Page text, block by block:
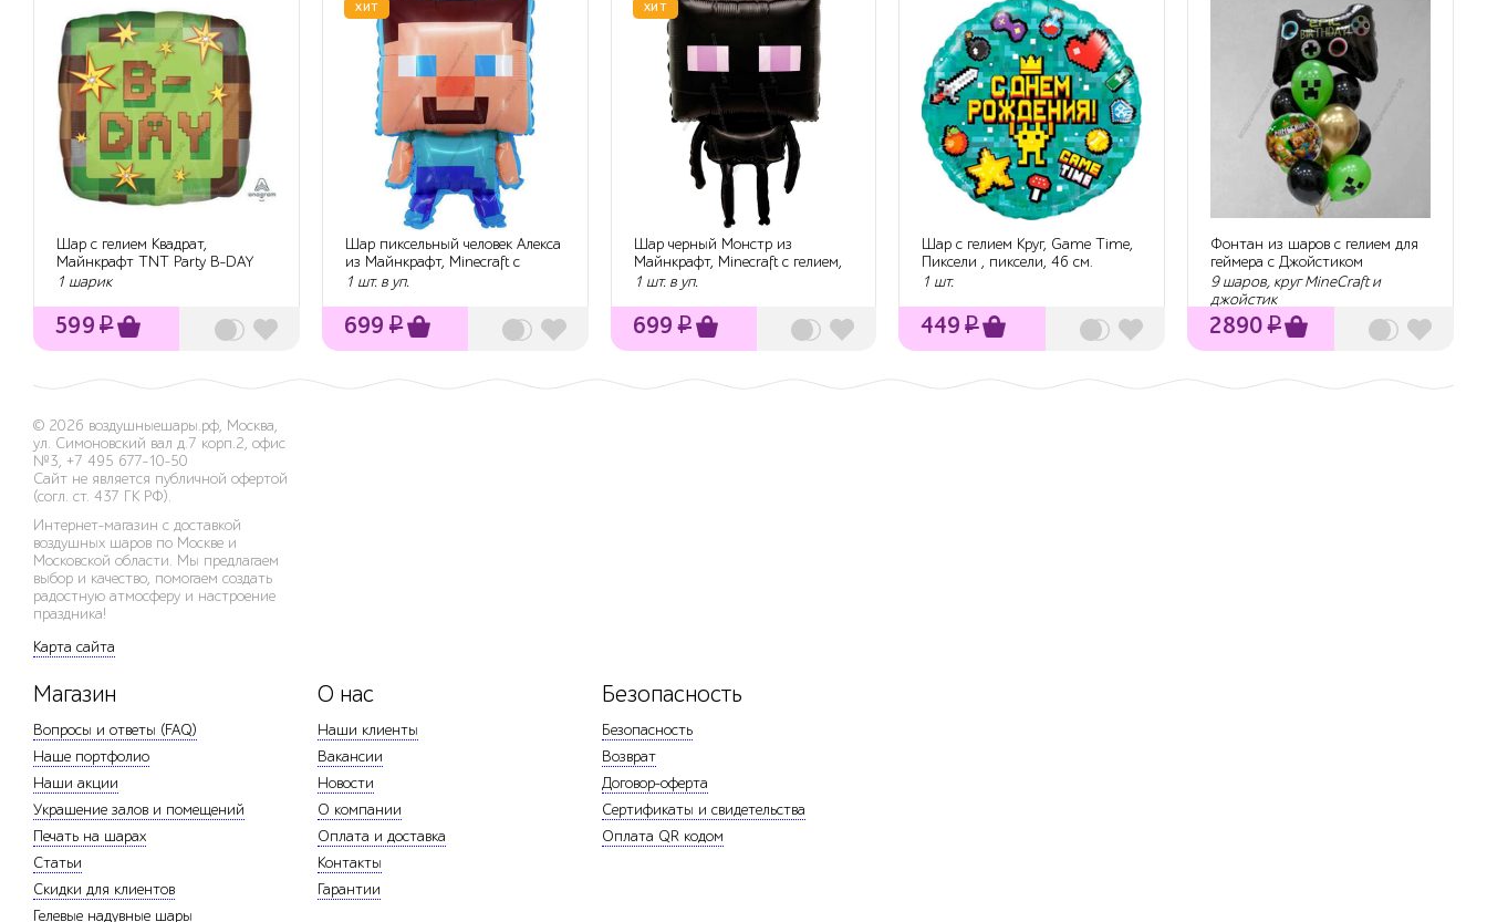
Шар с гелием Квадрат,
Майнкрафт TNT Party B-DAY
пиксели, 46 см
1 шарик
599 ₽
ХИТ
Шар пиксельный человек Алекса
из Майнкрафт, Minecraft с
гелием...
1 шт. в уп.
699 ₽
ХИТ
Шар черный Монстр из
Майнкрафт, Minecraft с гелием,
66 см.
1 шт. в уп.
699 ₽
Шар с гелием Круг, Game Time,
Пиксели , пиксели, 46 см.
1 шт.
449 ₽
Фонтан из шаров с гелием для
геймера с Джойстиком
9 шаров, круг MineCraft и
джойстик
2890₽
© 2026 воздушныешары.рф, Москва,
ул. Симоновский вал д.7 корп.2, офис
№3, +7 495 677-10-50
Сайт не является публичной офертой
(согл. ст. 437 ГК РФ).
Интернет-магазин с доставкой
воздушных шаров по Москве и
Московской области. Мы предлагаем
выбор и качество, помогаем создать
радостную атмосферу и настроение
праздника!
Карта сайта
Магазин
Вопросы и ответы (FAQ)
Наше портфолио
Наши акции
Украшение залов и помещений
Печать на шарах
Статьи
Скидки для клиентов
Гелевые надувные шары
О нас
Наши клиенты
Вакансии
Новости
О компании
Оплата и доставка
Контакты
Гарантии
Безопасность
Безопасность
Возврат
Договор-оферта
Сертификаты и свидетельства
Оплата QR кодом